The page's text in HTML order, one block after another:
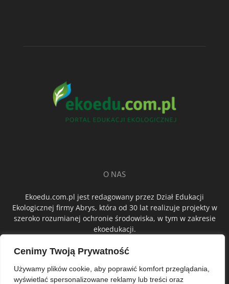
Cenimy Twoją Prywatność
Używamy plików cookie, aby poprawić komfort przeglądania,
wyświetlać spersonalizowane reklamy lub treści oraz
O NAS
Ekoedu.com.pl jest redagowany przez Dział Edukacji
Ekologicznej firmy Abrys, która od 30 lat realizuje projekty w
szeroko rozumianej ochronie środowiska, w tym w zakresie
ekoedukacji.
ŚLEDŹ NAS